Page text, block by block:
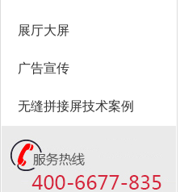
展厅大屏
广告宣传
无缝拼接屏技术案例